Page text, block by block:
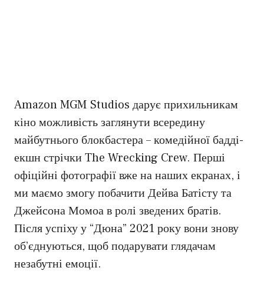
Amazon MGM Studios дарує прихильникам
кіно можливість заглянути всередину
майбутнього блокбастера – комедійної бадді-
екшн стрічки The Wrecking Crew. Перші
офіційні фотографії вже на наших екранах, і
ми маємо змогу побачити Дейва Батісту та
Джейсона Момоа в ролі зведених братів.
Після успіху у “Дюна” 2021 року вони знову
об’єднуються, щоб подарувати глядачам
незабутні емоції.